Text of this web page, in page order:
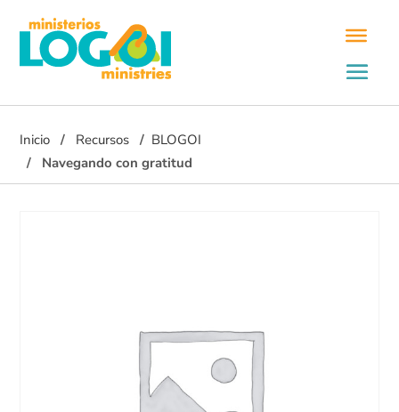
Inicio Recursos
BLOGOI
Navegando con gratitud